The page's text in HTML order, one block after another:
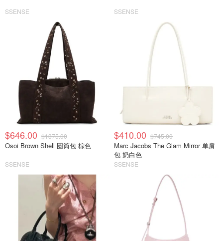
SSENSE SSENSE
$646.00 $1375.00
Osoi Brown Shell 圆筒包 棕色
SSENSE
$410.00 $745.00
Marc Jacobs The Glam Mirror 单肩
包 奶白色
SSENSE